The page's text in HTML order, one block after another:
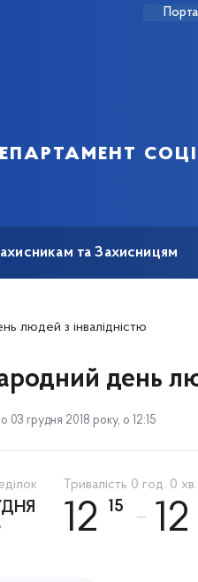
та Захисницям
людей з інвалідністю
день
03 грудня 2018 року, о 12:15
Тривалість 0 год. 0 хв.
12 15 12